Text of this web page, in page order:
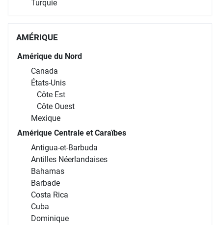
Turquie
AMÉRIQUE
Amérique du Nord
Canada
États-Unis
Côte Est
Côte Ouest
Mexique
Amérique Centrale et Caraïbes
Antigua-et-Barbuda
Antilles Néerlandaises
Bahamas
Barbade
Costa Rica
Cuba
Dominique